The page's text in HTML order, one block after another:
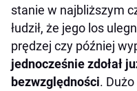
stanie w najbliższym
łudził, że jego los
prędzej czy później
jednocześnie zdołał
bezwzględności.